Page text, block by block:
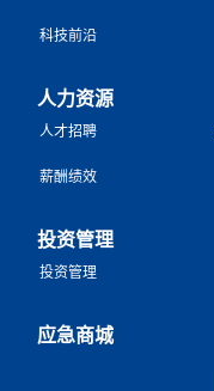
科技前沿
人力资源
人才招聘
薪酬绩效
投资管理
投资管理
应急商城